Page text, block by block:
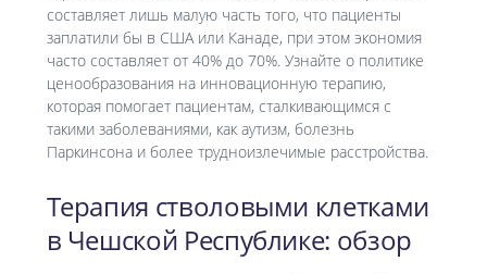
составляет лишь малую часть того, что пациенты
заплатили бы в США или Канаде, при этом экономия
часто составляет от 40% до 70%. Узнайте о политике
ценообразования на инновационную терапию,
которая помогает пациентам, сталкивающимся с
такими заболеваниями, как аутизм, болезнь
Паркинсона и более трудноизлечимые расстройства.
Терапия стволовыми клетками
в Чешской Республике: обзор